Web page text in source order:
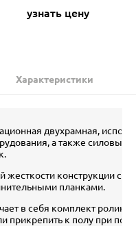
узнать цену
Характеристики
двухрамная,
а также силовых
конструкции
планками.
в себя комплект
прикрепить к полу при